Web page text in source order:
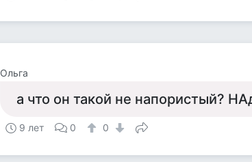
Ольга
а что он такой не напористый?
9 лет 0 0